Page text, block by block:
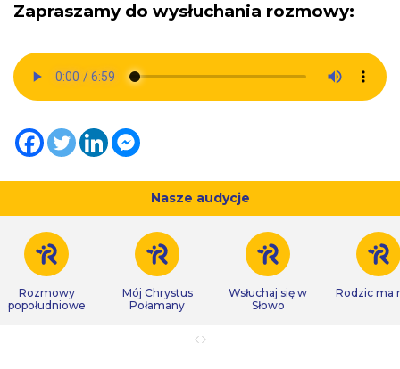
Zapraszamy do wysłuchania rozmowy:
Nasze audycje
Rozmowy
popołudniowe
Mój Chrystus
Połamany
Wsłuchaj się w
Słowo
Rodzic ma